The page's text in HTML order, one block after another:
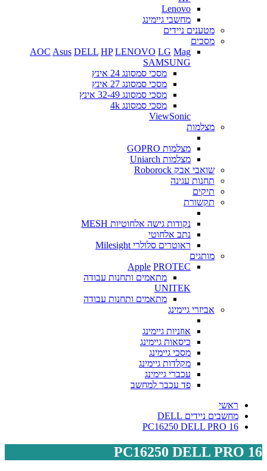
Lenovo
מחשבי גיימינג
מטענים ניידים
מסכים
AOC Asus DELL HP LENOVO LG Mag
SAMSUNG
מסכי סמסונג 24 אינץ
מסכי סמסונג 27 אינץ
מסכי סמסונג 32-49 אינץ
מסכי סמסונג 4k
ViewSonic
מצלמות
מצלמות GOPRO
מצלמות Uniarch
שואבי אבק Roborock
תחנות עגינה
תיקים
תקשורת
נקודות גישה אלחוטיות MESH
נתב אלחוטי
ראוטרים סלולרי Milesight
מותגים
Apple PROTEC
מתאמים ותחנות עבודה
UNITEK
מתאמים ותחנות עבודה
אביזרי גיימינג
אוזניות גיימינג
כיסאות גיימינג
מסכי גיימינג
מקלדות גיימינג
עכברי גיימינג
פד עכבר למחשב
ראשי
מחשבים ניידים DELL
PC16250 DELL PRO 16
PC16250 DELL PRO 16